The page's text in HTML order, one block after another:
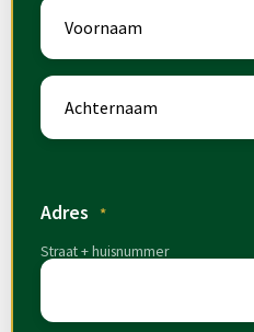
Adres *
Straat + huisnummer